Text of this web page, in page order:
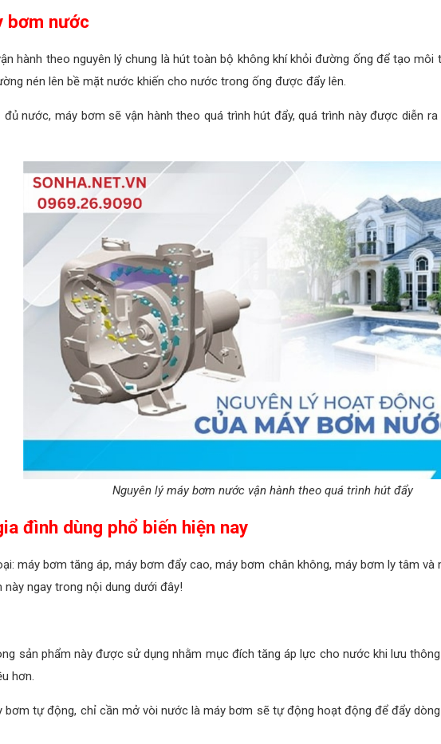
bơm nước
hành theo nguyên lý chung là hút toàn bộ không khí khỏi đường ống để tạo
nén lên bề mặt nước khiến cho nước trong ống được đẩy lên.
nước, máy bơm sẽ vận hành theo quá trình hút đẩy, quá trình này được diễn
Nguyên lý máy bơm nước vận hành theo quá trình hút đẩy
đình dùng phổ biến hiện nay
máy bơm tăng áp, máy bơm đẩy cao, máy bơm chân không, máy bơm ly tâm
ngay trong nội dung dưới đây!
sản phẩm này được sử dụng nhằm mục đích tăng áp lực cho nước khi lưu
hơn.
bơm tự động, chỉ cần mở vòi nước là máy bơm sẽ tự động hoạt động để đẩy